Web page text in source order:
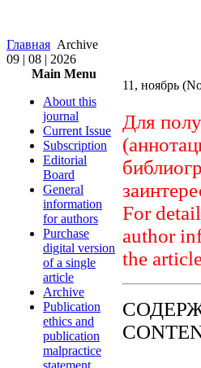
Главная Archive
09 | 08 | 2026
Main Menu
About this
journal
Current Issue
Subscription
Editorial
Board
General
information
for authors
Purchase
digital version
of a single
article
Archive
Publication
ethics and
publication
malpractice
statement
11, ноябрь
Для
For
author
the